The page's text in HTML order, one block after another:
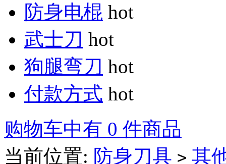
防身电棍 hot
武士刀 hot
狗腿弯刀 hot
付款方式 hot
购物车中有 0 件商品
当前位置: 防身刀具 > 其